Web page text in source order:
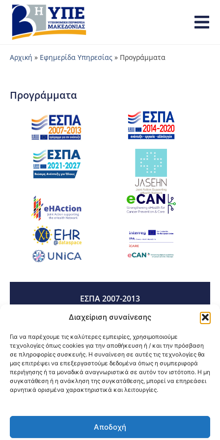
Διαχείριση συναίνεσης
Για να παρέχουμε τις καλύτερες εμπειρίες, χρησιμοποιούμε
τεχνολογίες όπως cookies για την αποθήκευση ή / και την πρόσβαση
σε πληροφορίες συσκευής. Η συναίνεση σε αυτές τις τεχνολογίες θα
μας επιτρέψει να επεξεργαστούμε δεδομένα όπως η συμπεριφορά
περιήγησης ή τα μοναδικά αναγνωριστικά σε αυτόν τον ιστότοπο. Η μη
συγκατάθεση ή η ανάκληση της συγκατάθεσης, μπορεί να επηρεάσει
αρνητικά ορισμένα χαρακτηριστικά και λειτουργίες.
Αποδοχή
Αρχική » Εφημερίδα Υπηρεσίας » Προγράμματα
Προγράμματα
ΕΣΠΑ 2007-2013
ΕΣΠΑ 2014-2020
ΕΣΠΑ 2021-2027
@2026 3ype.gr All rights reserved